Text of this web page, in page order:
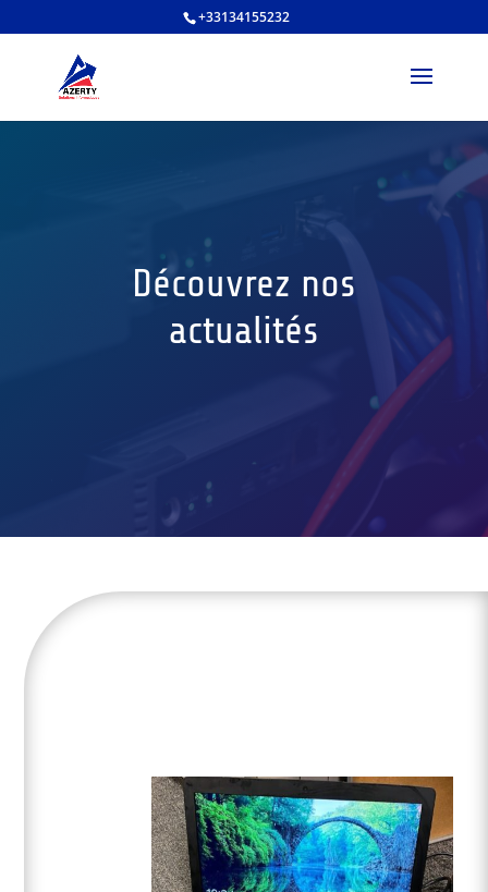
+33134155232
Découvrez nos
actualités